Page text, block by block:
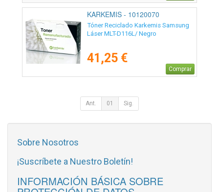
KARKEMIS - 10120070
Tóner Reciclado Karkemis Samsung
Láser MLT-D116L/ Negro
41,25 €
Comprar
Ant. 01 Sig.
Sobre Nosotros
¡Suscríbete a Nuestro Boletín!
INFORMACIÓN BÁSICA SOBRE